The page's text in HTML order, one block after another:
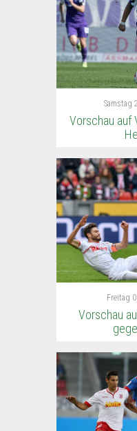
Samstag
Vorschau auf
Freitag
Vorschau